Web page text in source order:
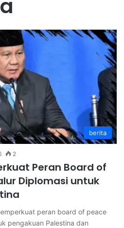
berita
2
Peran Board of
Diplomasi untuk
peran board of peace
pengakuan Palestina dan